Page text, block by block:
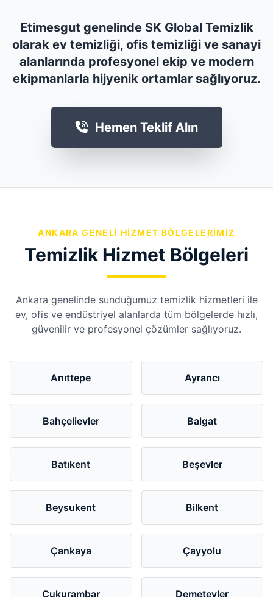
Etimesgut genelinde SK Global Temizlik
olarak ev temizliği, ofis temizliği ve sanayi
alanlarında profesyonel ekip ve modern
ekipmanlarla hijyenik ortamlar sağlıyoruz.
Hemen Teklif Alın
ANKARA GENELI HIZMET BÖLGELERIMIZ
Temizlik Hizmet Bölgeleri
Ankara genelinde sunduğumuz temizlik hizmetleri ile
ev, ofis ve endüstriyel alanlarda tüm bölgelerde hızlı,
güvenilir ve profesyonel çözümler sağlıyoruz.
Anıttepe Ayrancı
Bahçelievler Balgat
Batıkent Beşevler
Beysukent Bilkent
Çankaya Çayyolu
Çukurambar Demetevler